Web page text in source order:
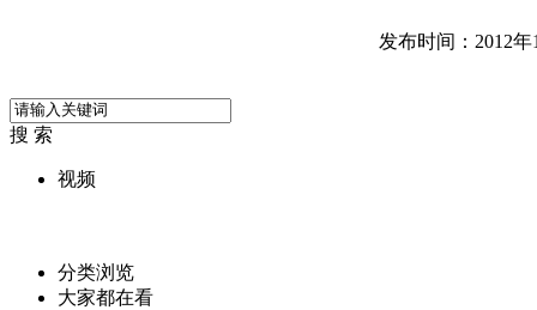
发布时间：2012年
搜 索
视频
分类浏览
大家都在看